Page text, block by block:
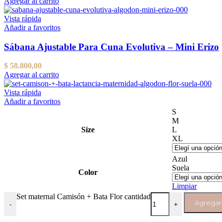
Vista rápida
Añadir a favoritos
Sábana Ajustable Para Cuna Evolutiva – Mini Erizo
$ 58.800,00
Agregar al carrito
Vista rápida
Añadir a favoritos
Size
S
M
L
XL
Color
Azul
Suela
Limpiar
-
Set maternal Camisón + Bata Flor cantidad
+